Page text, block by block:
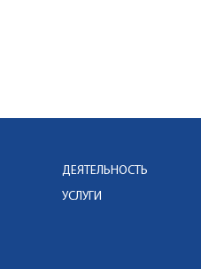
ДЕЯТЕЛЬНОСТЬ
УСЛУГИ